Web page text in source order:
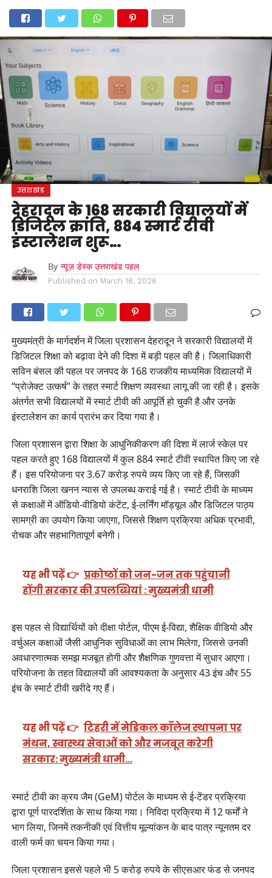
उत्तराखंडअल्मोड़ाउत्तरकाशीउधम सिंह नगरचंपावतचमोलीटिहरी गढ़वाल
देहरादून
नैनीताल पिथौरागढ़ पौड़ी गढ़वाल
मनोरंजन
उत्तराखंड
देहरादून के 168 सरकारी विद्यालयों में
डिजिटल क्रांति, 884 स्मार्ट टीवी
इंस्टालेशन शुरू…
By न्यूज़ डेस्क उत्तराखंड पहल
Published on March 18, 2026
मुख्यमंत्री के मार्गदर्शन में जिला प्रशासन देहरादून ने सरकारी विद्यालयों में
डिजिटल शिक्षा को बढ़ावा देने की दिशा में बड़ी पहल की है। जिलाधिकारी
सविन बंसल की पहल पर जनपद के 168 राजकीय माध्यमिक विद्यालयों में
“प्रोजेक्ट उत्कर्ष” के तहत स्मार्ट शिक्षण व्यवस्था लागू की जा रही है। इसके
अंतर्गत सभी विद्यालयों में स्मार्ट टीवी की आपूर्ति हो चुकी है और उनके
इंस्टालेशन का कार्य प्रारंभ कर दिया गया है।
जिला प्रशासन द्वारा शिक्षा के आधुनिकीकरण की दिशा में लार्ज स्केल पर
पहल करते हुए 168 विद्यालयों में कुल 884 स्मार्ट टीवी स्थापित किए जा रहे
हैं। इस परियोजना पर 3.67 करोड़ रुपये व्यय किए जा रहे हैं, जिसकी
धनराशि जिला खनन न्यास से उपलब्ध कराई गई है। स्मार्ट टीवी के माध्यम
से कक्षाओं में ऑडियो-वीडियो कंटेंट, ई-लर्निंग मॉड्यूल और डिजिटल पाठ्य
सामग्री का उपयोग किया जाएगा, जिससे शिक्षण प्रक्रिया अधिक प्रभावी,
रोचक और सहभागितापूर्ण बनेगी।
यह भी पढ़ें 👉 प्रकोष्ठों को जन-जन तक पहुंचानी
होंगी सरकार की उपलब्धियां : मुख्यमंत्री धामी
इस पहल से विद्यार्थियों को दीक्षा पोर्टल, पीएम ई-विद्या, शैक्षिक वीडियो और
वर्चुअल कक्षाओं जैसी आधुनिक सुविधाओं का लाभ मिलेगा, जिससे उनकी
अवधारणात्मक समझ मजबूत होगी और शैक्षणिक गुणवत्ता में सुधार आएगा।
परियोजना के तहत विद्यालयों की आवश्यकता के अनुसार 43 इंच और 55
इंच के स्मार्ट टीवी खरीदे गए हैं।
यह भी पढ़ें 👉 टिहरी में मेडिकल कॉलेज स्थापना पर
मंथन, स्वास्थ्य सेवाओं को और मजबूत करेगी
सरकार: मुख्यमंत्री धामी…
स्मार्ट टीवी का क्रय जैम (GeM) पोर्टल के माध्यम से ई-टेंडर प्रक्रिया
द्वारा पूर्ण पारदर्शिता के साथ किया गया। निविदा प्रक्रिया में 12 फर्मों ने
भाग लिया, जिनमें तकनीकी एवं वित्तीय मूल्यांकन के बाद पात्र न्यूनतम दर
वाली फर्म का चयन किया गया।
जिला प्रशासन इससे पहले भी 5 करोड़ रुपये के सीएसआर फंड से जनपद